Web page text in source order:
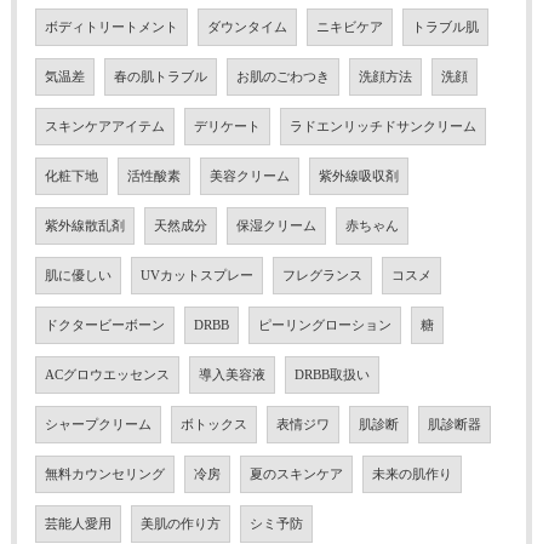
ボディトリートメント ダウンタイム ニキビケア トラブル肌
気温差 春の肌トラブル お肌のごわつき 洗顔方法 洗顔
スキンケアアイテム デリケート ラドエンリッチドサンクリーム
化粧下地 活性酸素 美容クリーム 紫外線吸収剤
紫外線散乱剤 天然成分 保湿クリーム 赤ちゃん
肌に優しい UVカットスプレー フレグランス コスメ
ドクタービーボーン DRBB ピーリングローション 糖
ACグロウエッセンス 導入美容液 DRBB取扱い
シャープクリーム ボトックス 表情ジワ 肌診断 肌診断器
無料カウンセリング 冷房 夏のスキンケア 未来の肌作り
芸能人愛用 美肌の作り方 シミ予防